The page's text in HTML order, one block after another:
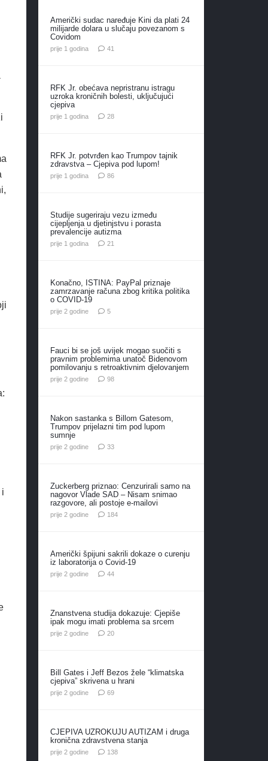
Američki sudac naređuje Kini da plati 24
milijarde dolara u slučaju povezanom s
Covidom
prije 1 godina 41
RFK Jr. obećava nepristranu istragu
uzroka kroničnih bolesti, uključujući
cjepiva
prije 1 godina 28komentara
RFK Jr. potvrđen kao Trumpov tajnik
zdravstva – Cjepiva pod lupom!
prije 1 godina 86komentara
Studije sugeriraju vezu između
cijepljenja u djetinjstvu i porasta
prevalencije autizma
prije 1 godina 21
Konačno, ISTINA: PayPal priznaje
zamrzavanje računa zbog kritika politika
o COVID-19
prije 2 godine 5komentara
Fauci bi se još uvijek mogao suočiti s
pravnim problemima unatoč Bidenovom
pomilovanju s retroaktivnim djelovanjem
prije 2 godine 98komentara
Nakon sastanka s Billom Gatesom,
Trumpov prijelazni tim pod lupom
sumnje
prije 2 godine 33komentara
Zuckerberg priznao: Cenzurirali samo na
nagovor Vlade SAD – Nisam snimao
razgovore, ali postoje e-mailovi
prije 2 godine 184komentara
Američki špijuni sakrili dokaze o curenju
iz laboratorija o Covid-19
prije 2 godine 44komentara
Znanstvena studija dokazuje: Cjepiše
ipak mogu imati problema sa srcem
prije 2 godine 20komentara
Bill Gates i Jeff Bezos žele “klimatska
cjepiva” skrivena u hrani
prije 2 godine 69komentara
CJEPIVA UZROKUJU AUTIZAM i druga
kronična zdravstvena stanja
prije 2 godine 138komentara